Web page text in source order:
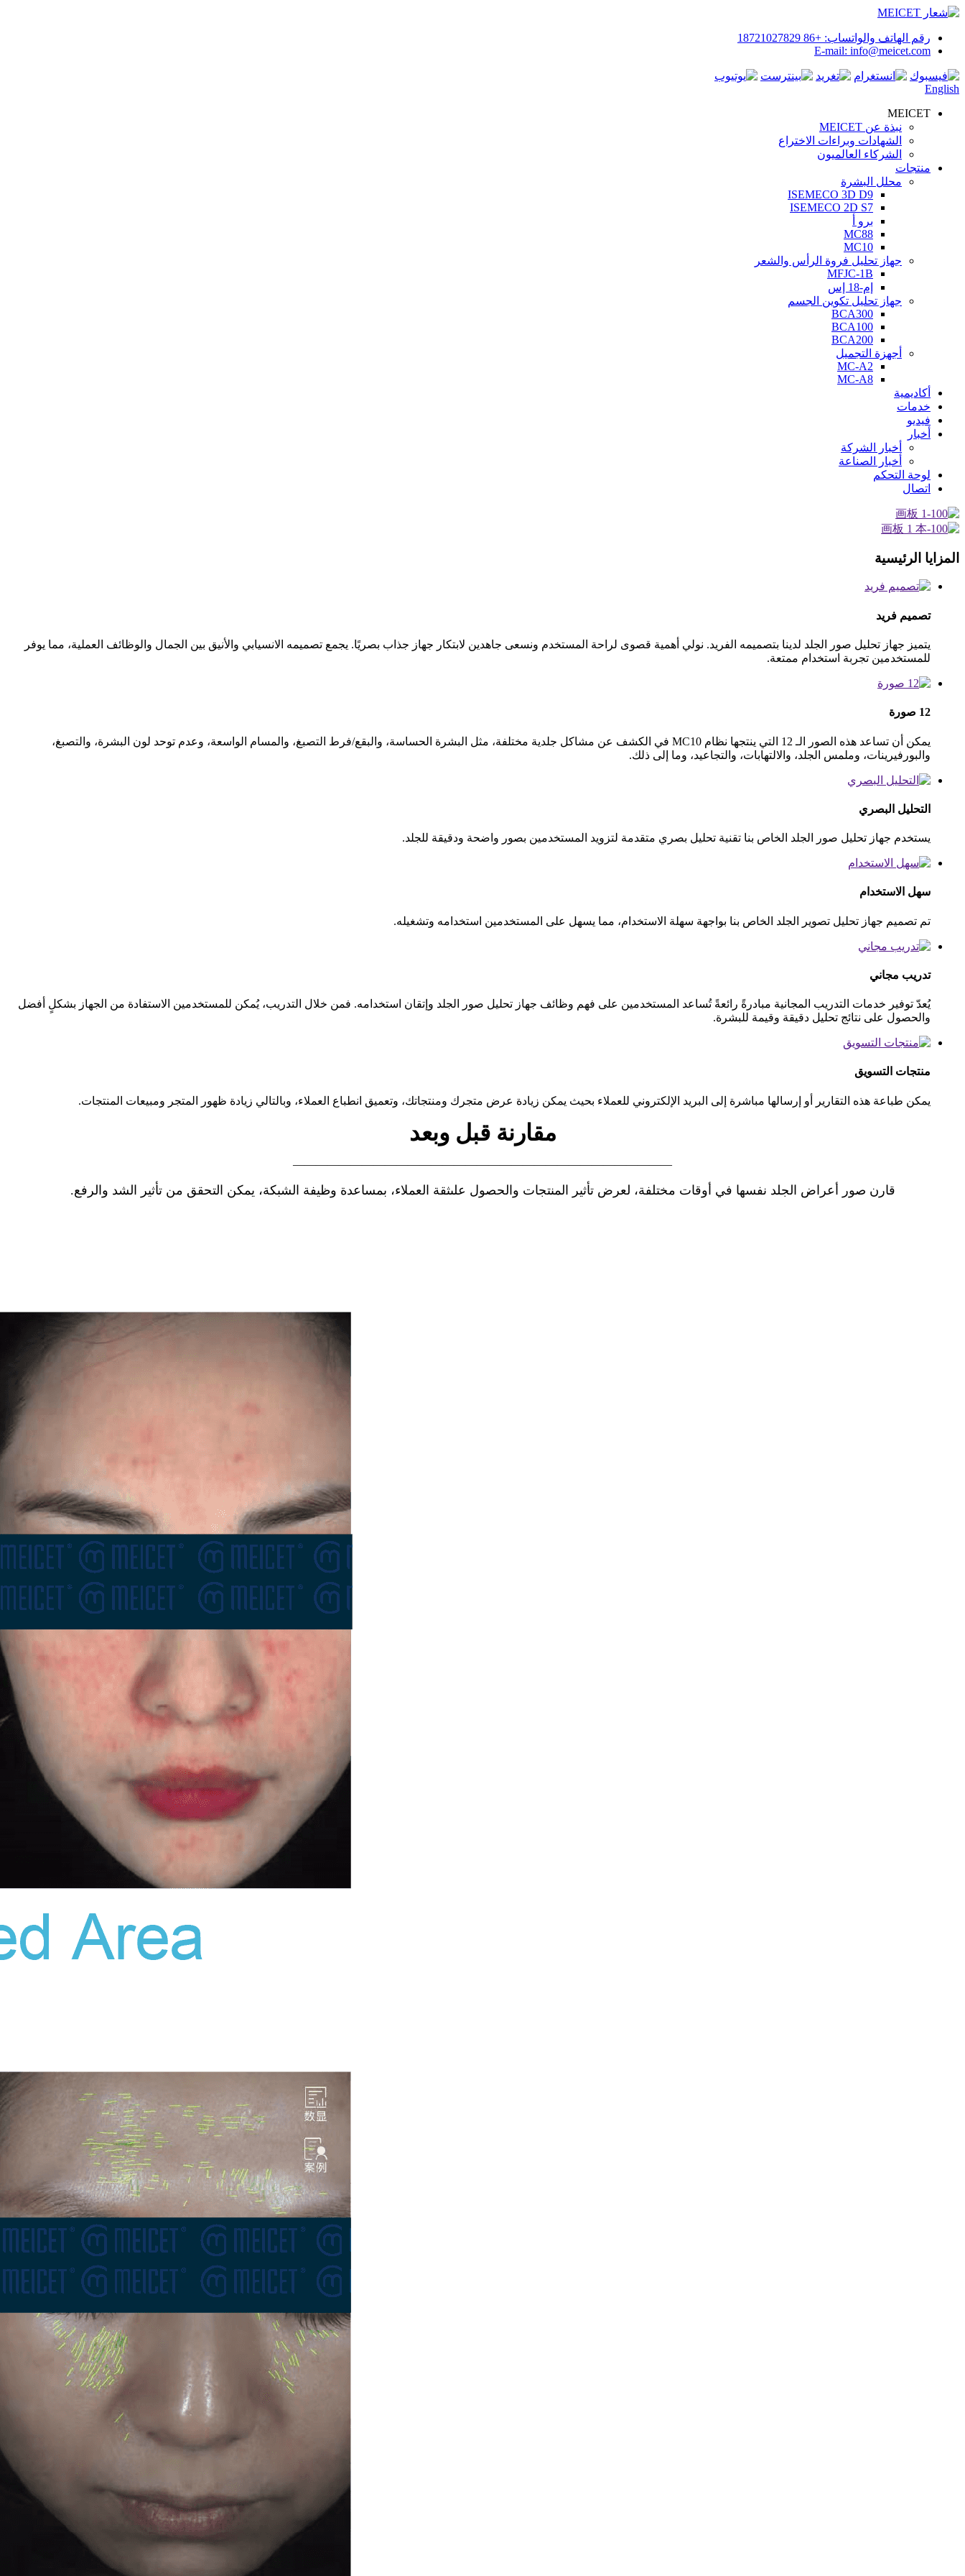
رقم الهاتف والواتساب: +86 18721027829
E-mail: info@meicet.com
English
MEICET
نبذة عن MEICET
الشهادات وبراءات الاختراع
الشركاء العالميون
منتجات
محلل البشرة
ISEMECO 3D D9
ISEMECO 2D S7
برو أ
MC88
MC10
جهاز تحليل فروة الرأس والشعر
MFJC-1B
إم-18 إس
جهاز تحليل تكوين الجسم
BCA300
BCA100
BCA200
أجهزة التجميل
MC-A2
MC-A8
أكاديمية
خدمات
فيديو
أخبار
أخبار الشركة
أخبار الصناعة
لوحة التحكم
اتصال
المزايا الرئيسية
تصميم فريد
يتميز جهاز تحليل صور الجلد لدينا بتصميمه الفريد. نولي أهمية قصوى لراحة المستخدم ونسعى جاهدين لابتكار جهاز جذاب بصريًا. يجمع تصميمه الانسيابي والأنيق بين الجمال والوظائف العملية، مما يوفر
للمستخدمين تجربة استخدام ممتعة.
12 صورة
يمكن أن تساعد هذه الصور الـ 12 التي ينتجها نظام MC10 في الكشف عن مشاكل جلدية مختلفة، مثل البشرة الحساسة، والبقع/فرط التصبغ، والمسام الواسعة، وعدم توحد لون البشرة، والتصبغ،
والبورفيرينات، وملمس الجلد، والالتهابات، والتجاعيد، وما إلى ذلك.
التحليل البصري
يستخدم جهاز تحليل صور الجلد الخاص بنا تقنية تحليل بصري متقدمة لتزويد المستخدمين بصور واضحة ودقيقة للجلد.
سهل الاستخدام
تم تصميم جهاز تحليل تصوير الجلد الخاص بنا بواجهة سهلة الاستخدام، مما يسهل على المستخدمين استخدامه وتشغيله.
تدريب مجاني
يُعدّ توفير خدمات التدريب المجانية مبادرةً رائعةً تُساعد المستخدمين على فهم وظائف جهاز تحليل صور الجلد وإتقان استخدامه. فمن خلال التدريب، يُمكن للمستخدمين الاستفادة من الجهاز بشكلٍ أفضل
والحصول على نتائج تحليل دقيقة وقيمة للبشرة.
منتجات التسويق
يمكن طباعة هذه التقارير أو إرسالها مباشرة إلى البريد الإلكتروني للعملاء بحيث يمكن زيادة عرض متجرك ومنتجاتك، وتعميق انطباع العملاء، وبالتالي زيادة ظهور المتجر ومبيعات المنتجات.
مقارنة قبل وبعد
—————————————————————————————————
قارن صور أعراض الجلد نفسها في أوقات مختلفة، لعرض تأثير المنتجات والحصول علىثقة العملاء، بمساعدة وظيفة الشبكة، يمكن التحقق من تأثير الشد والرفع.